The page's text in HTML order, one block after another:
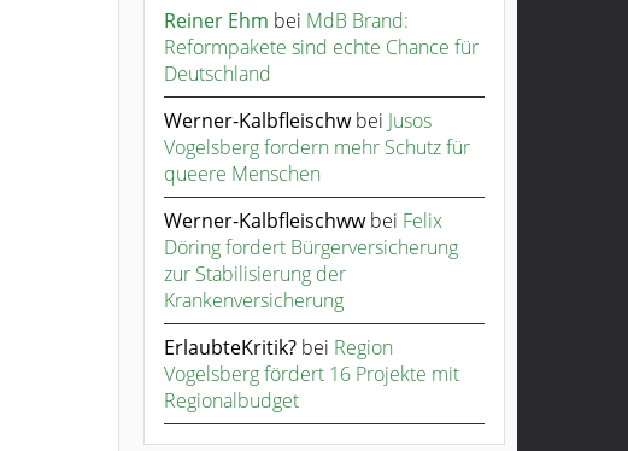
Reiner Ehm bei MdB Brand:
Reformpakete sind echte Chance für
Deutschland
Werner-Kalbfleischwbei Jusos
Vogelsberg fordern mehr Schutz für
queere Menschen
Werner-Kalbfleischwwbei Felix
Döring fordert Bürgerversicherung
zur Stabilisierung der
Krankenversicherung
ErlaubteKritik? bei Region
Vogelsberg fördert 16 Projekte mit
Regionalbudget